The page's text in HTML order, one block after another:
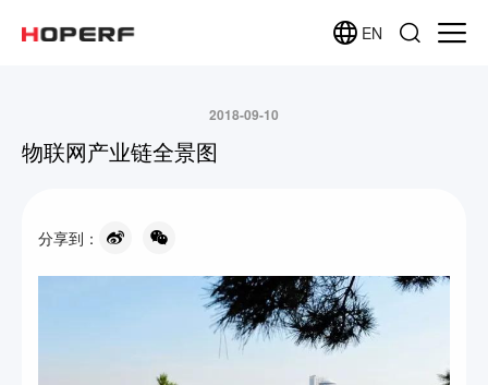
EN
2018-09-10
物联网产业链全景图
分享到：